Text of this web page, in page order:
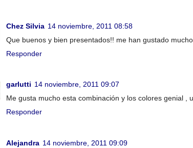
Chez Silvia 14 noviembre, 2011 08:58
Que buenos y bien presentados!! me han gustado
Responder
garlutti 14 noviembre, 2011 09:07
Me gusta mucho esta combinación y los colores genial ,
Responder
Alejandra 14 noviembre, 2011 09:09